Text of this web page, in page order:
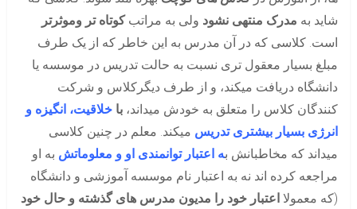
شاید به مدرک منتهی نشود ولی به مراتبکوتاه تر وموثرتر
است. کلاسی که در آن مدرس به این خاطر که از یک طرف
مبلغ بسیار معقول تری نسبت به حالت تدریس در موسسه یا
دانشگاه دریافت میکند، و از طرف دیگرکلاس و شرکت
کنندگان کلاس را متعلق به خودش میداند، با خلاقیت، انگیزه و
انرژی بسیار بیشتری تدریس میکند. معلم در چنین کلاسی
میداند که مخاطبانش به اعتبار توانمندی او و معلوماتش به او
مراجعه کرده اند نه به اعتبار نام موسسه آموزشی و دانشگاه
(که معمولا اعتبار خود را مدیون مدرس های گذشته و حال خود